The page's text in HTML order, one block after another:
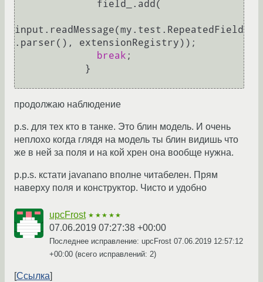
input.readMessage(my.test.RepeatedField
.parser(), extensionRegistry));
break ;
продолжаю наблюдение
p.s. для тех кто в танке. Это блин модель. И очень
неплохо когда глядя на модель ты блин видишь что
же в ней за поля и на кой хрен она вообще нужна.
p.p.s. кстати javanano вполне читабелен. Прям
наверху поля и конструктор. Чисто и удобно
upcFrost ★★★★★
07.06.2019 07:27:38 +00:00
Последнее исправление: upcFrost 07.06.2019 12:57:12
+00:00 (всего исправлений: 2)
Ссылка